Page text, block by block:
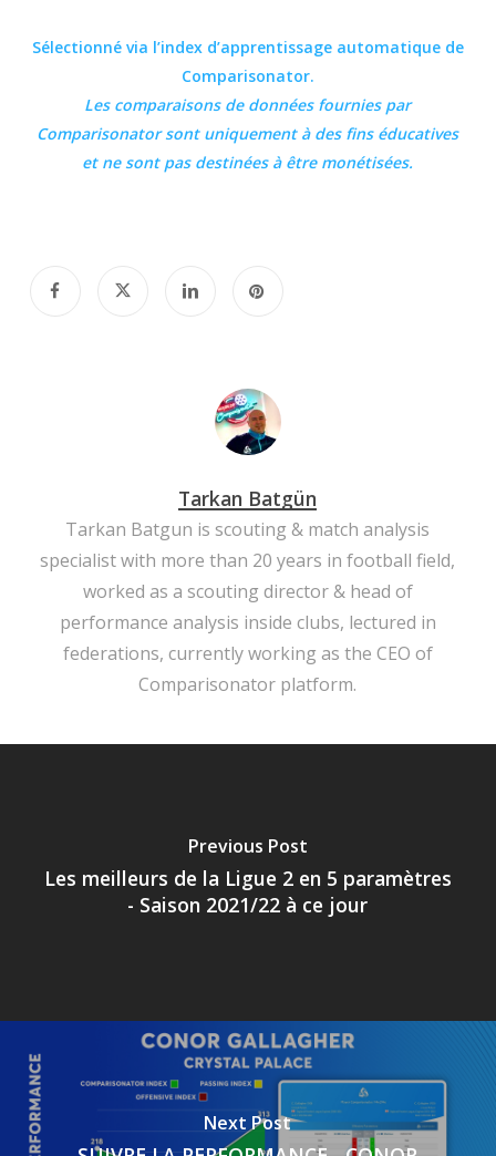
Sélectionné via l’index d’apprentissage automatique de
Comparisonator.
Les comparaisons de données fournies par
Comparisonatorsont uniquement à des fins éducatives
et ne sont pas destinées à être monétisées.
Tarkan Batgün
Tarkan Batgun is scouting & match analysis
specialist with more than 20 years in football field,
worked as a scouting director & head of
performance analysis inside clubs, lectured in
federations, currently working as the CEO of
Comparisonator platform.
Previous Post
Les meilleurs de la Ligue 2 en 5 paramètres
- Saison 2021/22 à ce jour
Next Post